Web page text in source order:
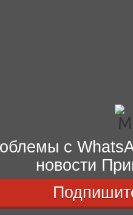
с
новости